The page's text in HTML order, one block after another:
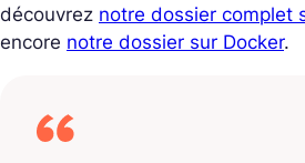
découvrez notre dossier complet
encore notre dossier sur Docker.